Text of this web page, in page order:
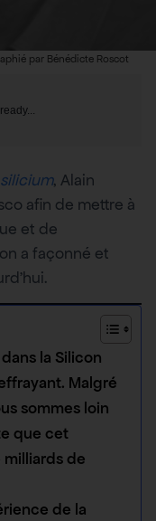
par Bénédicte Roscot
, Alain
afin de mettre à
et de
a façonné et
la Silicon
Malgré
sommes loin
que cet
de
de la